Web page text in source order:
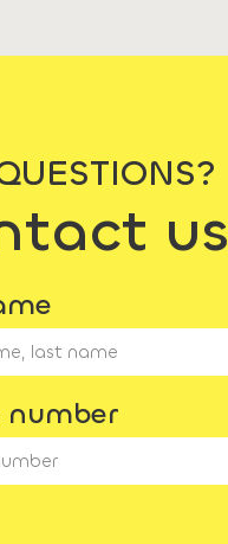
us
number